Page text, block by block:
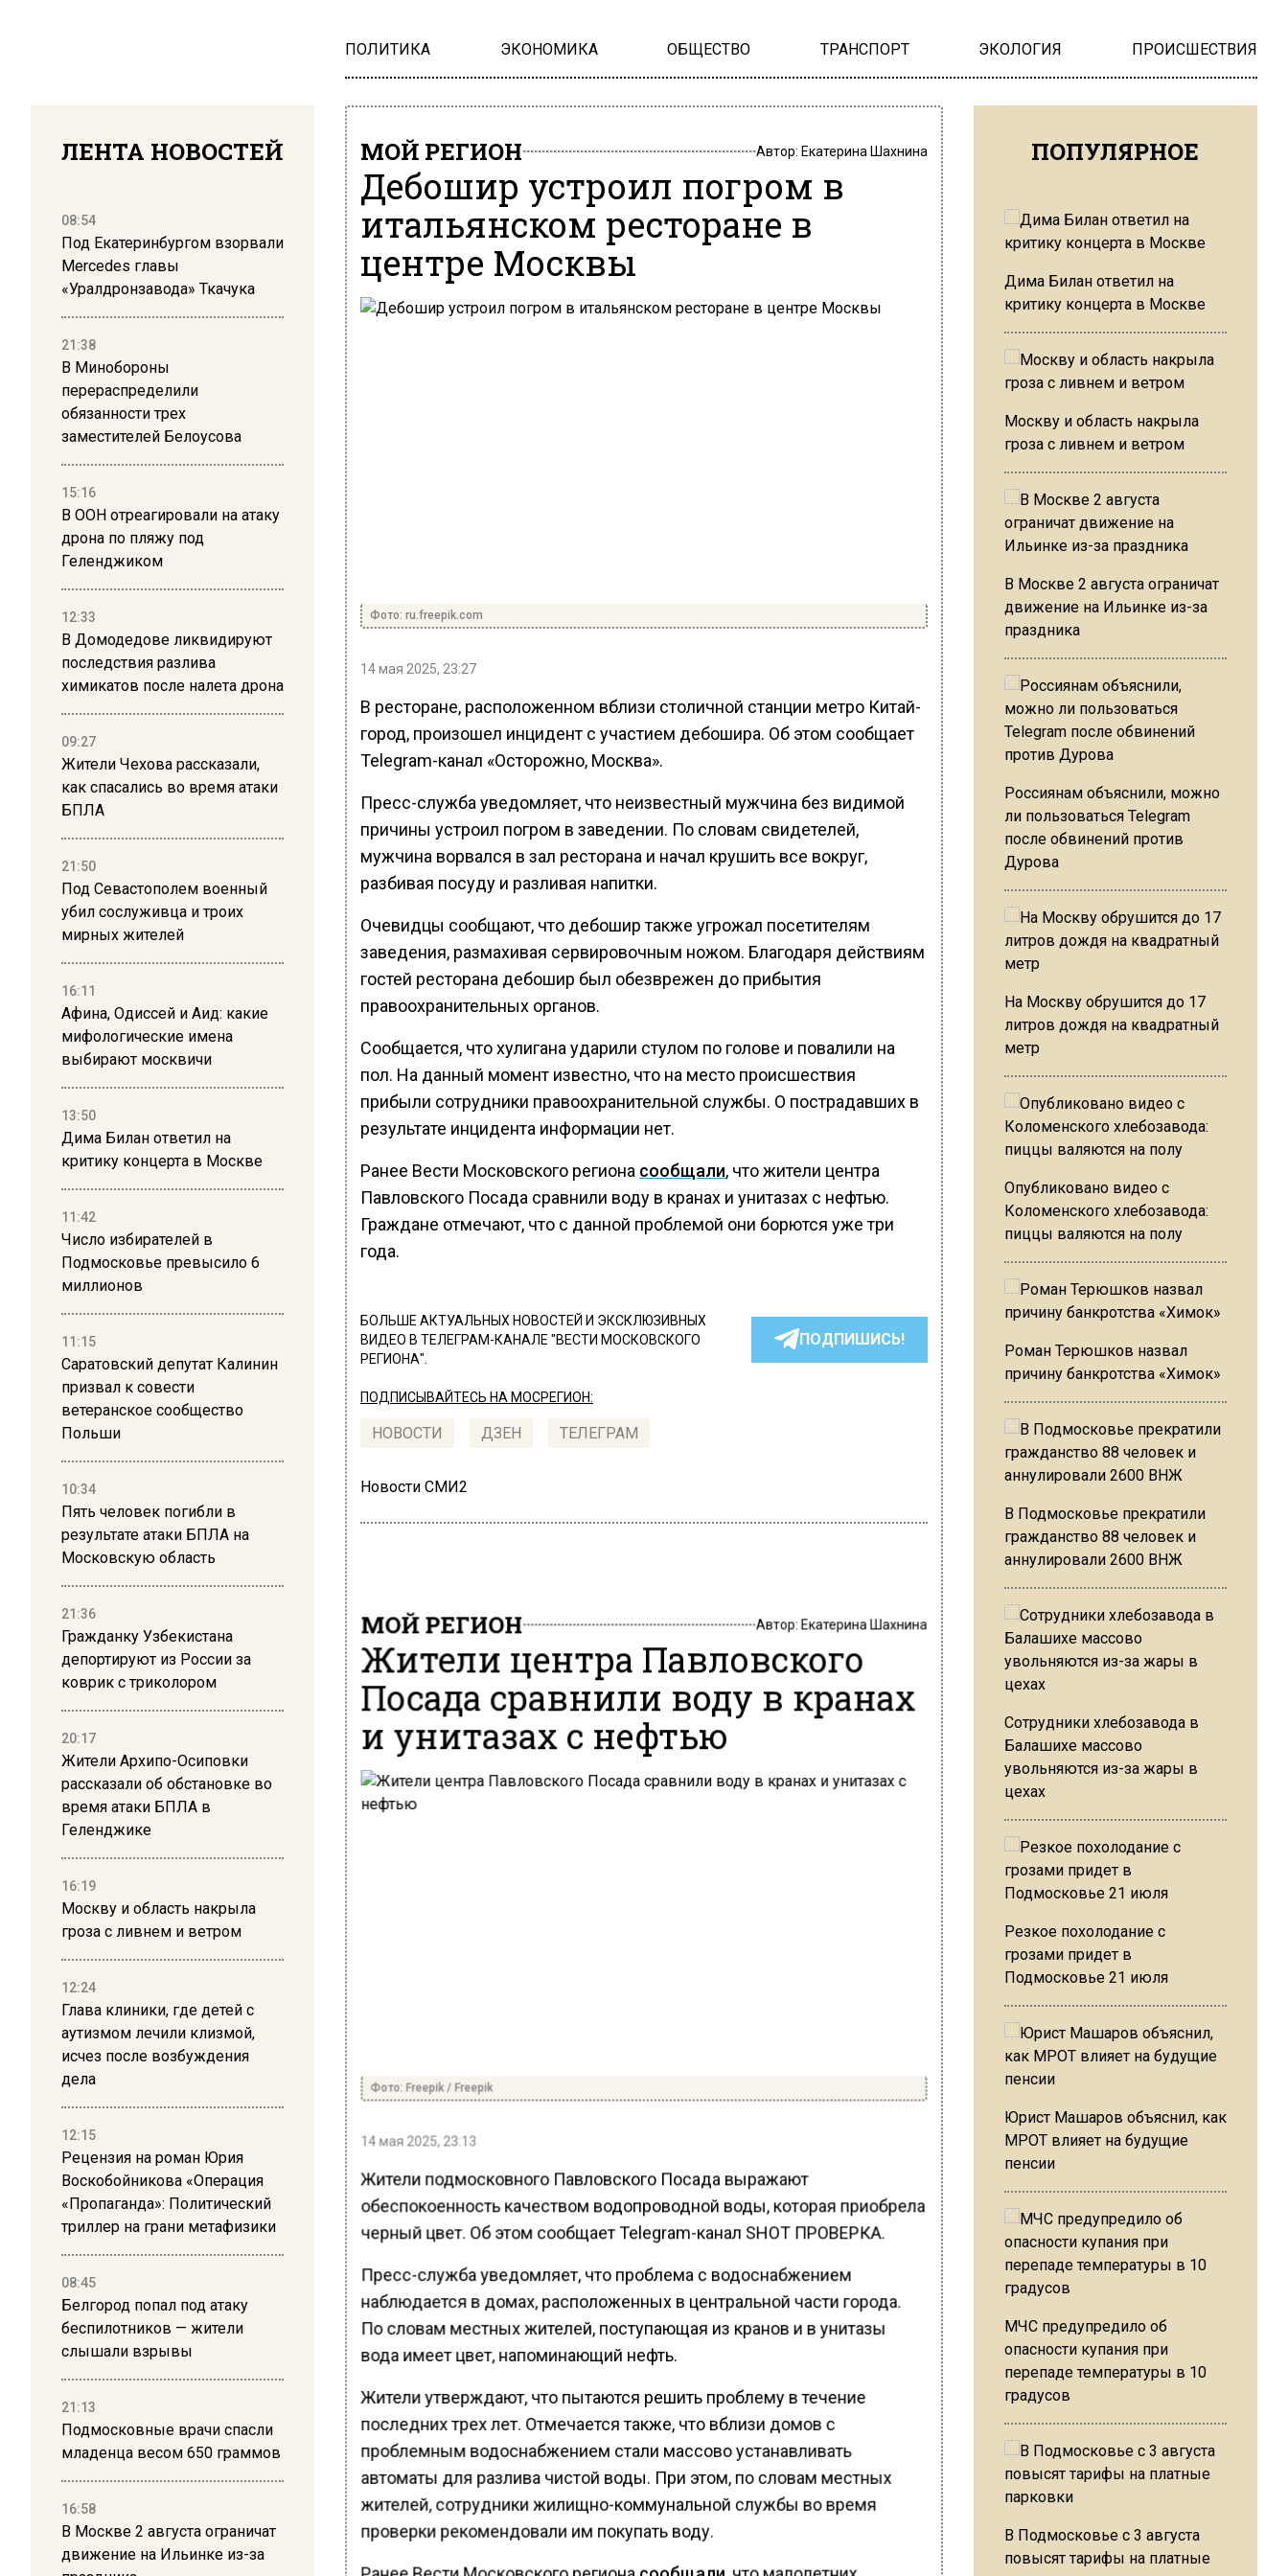
ПОЛИТИКА ЭКОНОМИКА ОБЩЕСТВО ТРАНСПОРТ ЭКОЛОГИЯ ПРОИСШЕСТВИЯ
ЛЕНТА НОВОСТЕЙ
08:54
Под Екатеринбургом взорвали
Mercedes главы
«Уралдронзавода» Ткачука
21:38
В Минобороны
перераспределили
обязанности трех
заместителей Белоусова
15:16
В ООН отреагировали на атаку
дрона по пляжу под
Геленджиком
12:33
В Домодедове ликвидируют
последствия разлива
химикатов после налета дрона
09:27
Жители Чехова рассказали,
как спасались во время атаки
БПЛА
21:50
Под Севастополем военный
убил сослуживца и троих
мирных жителей
16:11
Афина, Одиссей и Аид: какие
мифологические имена
выбирают москвичи
13:50
Дима Билан ответил на
критику концерта в Москве
11:42
Число избирателей в
Подмосковье превысило 6
миллионов
11:15
Саратовский депутат Калинин
призвал к совести
ветеранское сообщество
Польши
10:34
Пять человек погибли в
результате атаки БПЛА на
Московскую область
21:36
Гражданку Узбекистана
депортируют из России за
коврик с триколором
20:17
Жители Архипо-Осиповки
рассказали об обстановке во
время атаки БПЛА в
Геленджике
16:19
Москву и область накрыла
гроза с ливнем и ветром
12:24
Глава клиники, где детей с
аутизмом лечили клизмой,
исчез после возбуждения
дела
12:15
Рецензия на роман Юрия
Воскобойникова «Операция
«Пропаганда»: Политический
триллер на грани метафизики
08:45
Белгород попал под атаку
беспилотников — жители
слышали взрывы
21:13
Подмосковные врачи спасли
младенца весом 650 граммов
16:58
В Москве 2 августа ограничат
движение на Ильинке из-за
МОЙ РЕГИОН Автор: Екатерина Шахнина
Дебошир устроил погром в
итальянском ресторане в
центре Москвы
Фото: ru.freepik.com
14 мая 2025, 23:27
В ресторане, расположенном вблизи столичной станции метро Китай-
город, произошел инцидент с участием дебошира. Об этом сообщает
Telegram-канал «Осторожно, Москва».
Пресс-служба уведомляет, что неизвестный мужчина без видимой
причины устроил погром в заведении. По словам свидетелей,
мужчина ворвался в зал ресторана и начал крушить все вокруг,
разбивая посуду и разливая напитки.
Очевидцы сообщают, что дебошир также угрожал посетителям
заведения, размахивая сервировочным ножом. Благодаря действиям
гостей ресторана дебошир был обезврежен до прибытия
правоохранительных органов.
Сообщается, что хулигана ударили стулом по голове и повалили на
пол. На данный момент известно, что на место происшествия
прибыли сотрудники правоохранительной службы. О пострадавших в
результате инцидента информации нет.
Ранее Вести Московского региона сообщали, что жители центра
Павловского Посада сравнили воду в кранах и унитазах с нефтью.
Граждане отмечают, что с данной проблемой они борются уже три
года.
БОЛЬШЕ АКТУАЛЬНЫХ НОВОСТЕЙ И ЭКСКЛЮЗИВНЫХ
ВИДЕО В ТЕЛЕГРАМ-КАНАЛЕ "ВЕСТИ МОСКОВСКОГО
РЕГИОНА".
ПОДПИШИСЬ!
ПОДПИСЫВАЙТЕСЬ НА МОСРЕГИОН:
НОВОСТИ ДЗЕН ТЕЛЕГРАМ
Новости СМИ2
МОЙ РЕГИОН Автор: Екатерина Шахнина
Жители центра Павловского
Посада сравнили воду в кранах
и унитазах с нефтью
Фото: Freepik / Freepik
14 мая 2025, 23:13
Жители подмосковного Павловского Посада выражают
обеспокоенность качеством водопроводной воды, которая приобрела
черный цвет. Об этом сообщает Telegram-канал SHOT ПРОВЕРКА.
Пресс-служба уведомляет, что проблема с водоснабжением
наблюдается в домах, расположенных в центральной части города.
По словам местных жителей, поступающая из кранов и в унитазы
вода имеет цвет, напоминающий нефть.
Жители утверждают, что пытаются решить проблему в течение
последних трех лет. Отмечается также, что вблизи домов с
проблемным водоснабжением стали массово устанавливать
автоматы для разлива чистой воды. При этом, по словам местных
жителей, сотрудники жилищно-коммунальной службы во время
проверки рекомендовали им покупать воду.
ПОПУЛЯРНОЕ
Дима Билан ответил на
критику концерта в Москве
Москву и область накрыла
гроза с ливнем и ветром
В Москве 2 августа ограничат
движение на Ильинке из-за
праздника
Россиянам объяснили, можно
ли пользоваться Telegram
после обвинений против
Дурова
На Москву обрушится до 17
литров дождя на квадратный
метр
Опубликовано видео с
Коломенского хлебозавода:
пиццы валяются на полу
Роман Терюшков назвал
причину банкротства «Химок»
В Подмосковье прекратили
гражданство 88 человек и
аннулировали 2600 ВНЖ
Сотрудники хлебозавода в
Балашихе массово
увольняются из-за жары в
цехах
Резкое похолодание с
грозами придет в
Подмосковье 21 июля
Юрист Машаров объяснил, как
МРОТ влияет на будущие
пенсии
МЧС предупредило об
опасности купания при
перепаде температуры в 10
градусов
В Подмосковье с 3 августа
повысят тарифы на платные